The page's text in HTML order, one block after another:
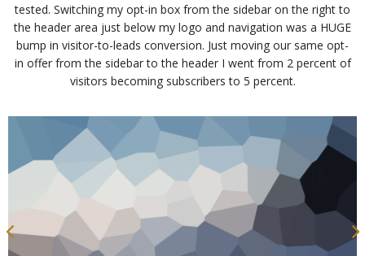
tested. Switching my opt-in box from the sidebar on the right to
the header area just below my logo and navigation was a HUGE
bump in visitor-to-leads conversion. Just moving our same opt-
in offer from the sidebar to the header I went from 2 percent of
visitors becoming subscribers to 5 percent.